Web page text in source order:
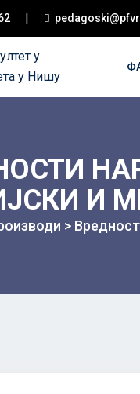
|
И
>